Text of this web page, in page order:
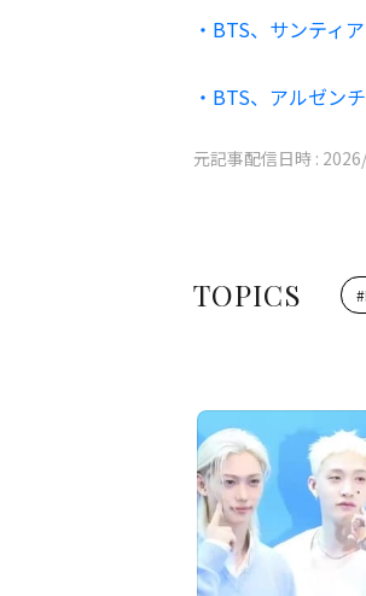
・BTS、サンティ
・BTS、アルゼン
元記事配信日時 :
TOPICS #